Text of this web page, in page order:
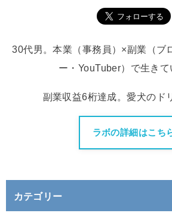
30代男。本業（事務員）×副業（ブ
ー・YouTuber）で生きて
副業収益6桁達成。愛犬のド
ラボの詳細はこち
カテゴリー